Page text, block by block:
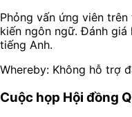
Phỏng vấn ứng viên
kiến ngôn ngữ. Đánh
tiếng Anh.
Whereby: Không hỗ trợ
Cuộc họp Hội đồng